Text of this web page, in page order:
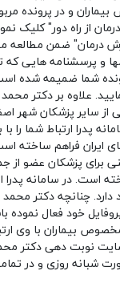
و در پرونده
از راه دور" کلیک
درمان" ضمن مطالعه
و پرسشنامه هایی که
شما ضمیمه شده
علاوه بر دکتر
از سایر پزشکان شهر
پدرا ارتباط شما را
ایران فراهم ساخته
برای پزشکان عضو از
است. در سامانه پدرا
دارد. چنانچه دکتر
پروفایل خود فعال
بیماران با وی
سایت نوبت دهی دکتر
شبانه روزی و در